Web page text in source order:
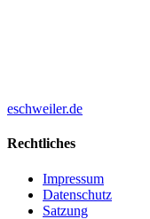
eschweiler.de
Rechtliches
Impressum
Datenschutz
Satzung